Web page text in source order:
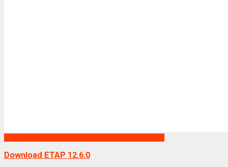
Download ETAP 12.6.0